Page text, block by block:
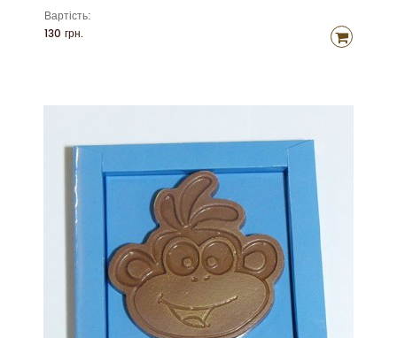
Вартість:
130 грн.